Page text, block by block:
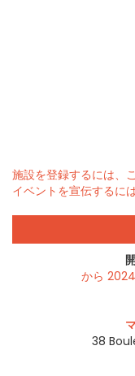
施設を登録するには、
イベントを宣伝するに
から 2024
38